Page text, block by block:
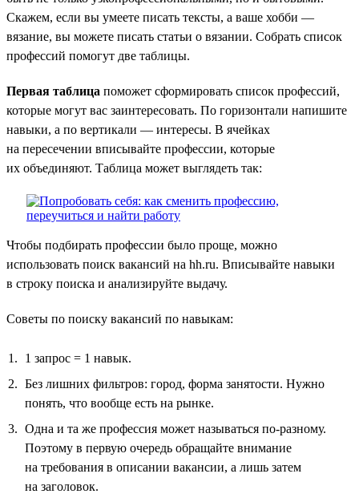
Скажем, если вы умеете писать тексты, а ваше хобби —
вязание, вы можете писать статьи о вязании. Собрать список
профессий помогут две таблицы.
Первая таблица поможет сформировать список профессий,
которые могут вас заинтересовать. По горизонтали напишите
навыки, а по вертикали — интересы. В ячейках
на пересечении вписывайте профессии, которые
их объединяют. Таблица может выглядеть так:
Чтобы подбирать профессии было проще, можно
использовать поиск вакансий на hh.ru. Вписывайте навыки
в строку поиска и анализируйте выдачу.
Советы по поиску вакансий по навыкам:
1 запрос = 1 навык.
Без лишних фильтров: город, форма занятости. Нужно
понять, что вообще есть на рынке.
Одна и та же профессия может называться по-разному.
Поэтому в первую очередь обращайте внимание
на требования в описании вакансии, а лишь затем
на заголовок.